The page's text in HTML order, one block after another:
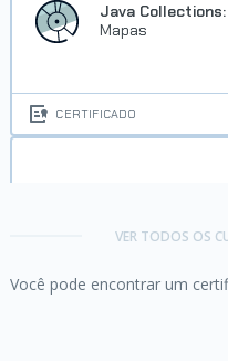
Java Collections:
Mapas
CERTIFICADO
VER TODOS OS
Você pode encontrar um